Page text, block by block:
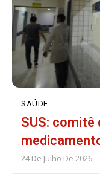
SAÚDE
SUS: comitê
24 De Julho De 2026